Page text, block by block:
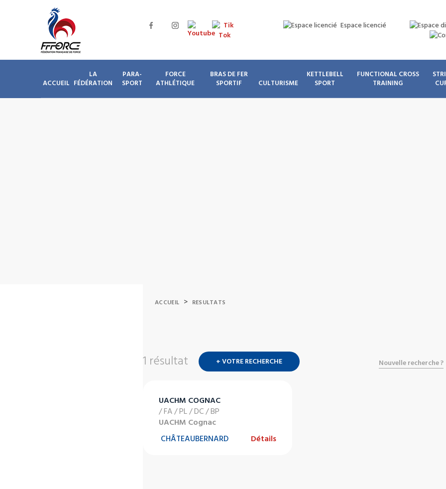
Espace licencié
ACCUEIL
LA
FÉDÉRATION
PARA-
SPORT
FORCE
ATHLÉTIQUE
BRAS DE FER
SPORTIF
CULTURISME
KETTLEBELL
SPORT
FUNCTIONAL CROSS
TRAINING
ACCUEIL > RESULTATS
1 résultat + VOTRE RECHERCHE Nouvelle recherche ?
UACHM COGNAC
/ FA / PL / DC / BP
UACHM Cognac
CHÂTEAUBERNARD
Détails